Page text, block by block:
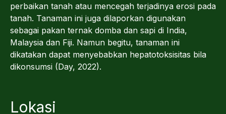
perbaikan tanah atau mencegah terjadinya erosi pada
tanah. Tanaman ini juga dilaporkan digunakan
sebagai pakan ternak domba dan sapi di India,
Malaysia dan Fiji. Namun begitu, tanaman ini
dikatakan dapat menyebabkan hepatotoksisitas bila
dikonsumsi (Day, 2022).
Lokasi